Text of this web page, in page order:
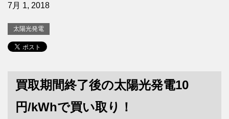
7月 1, 2018
太陽光発電
買取期間終了後の太陽光発電10
円/kWhで買い取り！